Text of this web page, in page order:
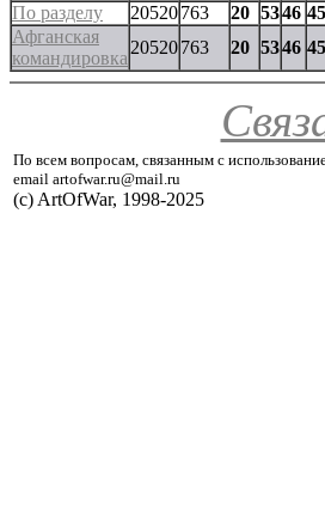
По разделу 20520763 20 5346 45
Афганская
командировка
20520763 20 5346 45
По всем вопросам, связанным с
email artofwar.ru@mail.ru
(с) ArtOfWar, 1998-2025